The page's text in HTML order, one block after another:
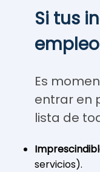
Si tus
Es
entrar en
lista de
servicios).